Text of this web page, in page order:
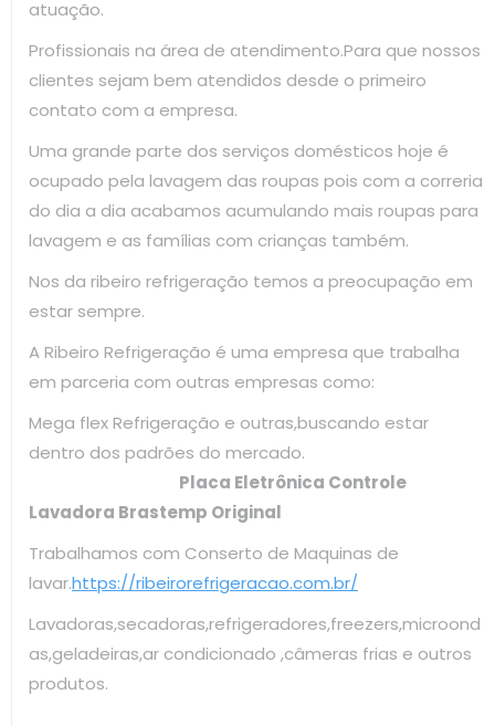
atuação.
Profissionais na área de atendimento.Para que nossos
clientes sejam bem atendidos desde o primeiro
contato com a empresa.
Uma grande parte dos serviços domésticos hoje é
ocupado pela lavagem das roupas pois com a correria
do dia a dia acabamos acumulando mais roupas para
lavagem e as famílias com crianças também.
Nos da ribeiro refrigeração temos a preocupação em
estar sempre.
A Ribeiro Refrigeração é uma empresa que trabalha
em parceria com outras empresas como:
Mega flex Refrigeração e outras,buscando estar
dentro dos padrões do mercado.
Placa Eletrônica Controle
Lavadora Brastemp Original
Trabalhamos com Conserto de Maquinas de
lavar.https://ribeirorefrigeracao.com.br/
Lavadoras,secadoras,refrigeradores,freezers,microond
as,geladeiras,ar condicionado ,câmeras frias e outros
produtos.